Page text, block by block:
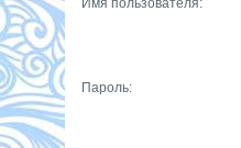
Пароль: